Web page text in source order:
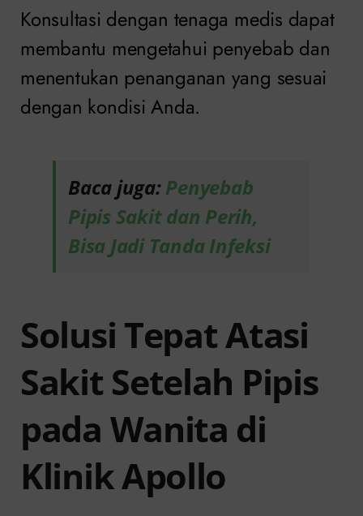
Konsultasi dengan tenaga medis dapat
membantu mengetahui penyebab dan
menentukan penanganan yang sesuai
dengan kondisi Anda.
Baca juga:Penyebab
Pipis Sakit dan Perih,
Bisa Jadi Tanda Infeksi
Solusi Tepat Atasi
Sakit Setelah Pipis
pada Wanita di
Klinik Apollo